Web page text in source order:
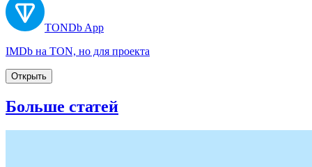
TONDb App
IMDb на TON, но для проекта
Открыть
Больше статей